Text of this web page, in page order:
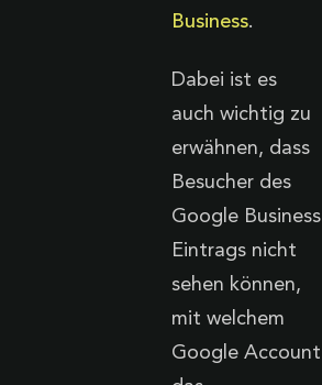
Business.
Dabei ist es
auch wichtig zu
erwähnen, dass
Besucher des
Google Business
Eintrags nicht
sehen können,
mit welchem
Google Account